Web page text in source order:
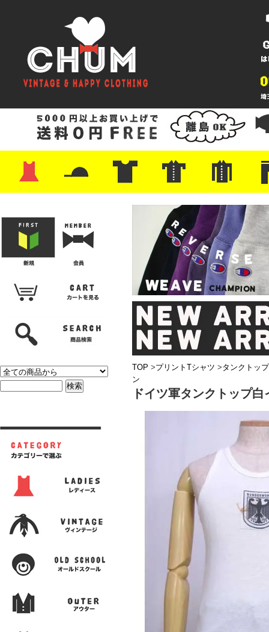
・レザーシューズ/スニーカー
・プリントTシャツ
・バンド/ツアー
・キャラクター
・Nike/adidas/スポーツ
・チャンピオン
・サーフ/スケート
・ボーダー/総柄/無地
・フットボール/リンガー
・タンクトップ/NBA・ポロシャツ
・半袖シャツ
・アロハ/サーフ/ボーリング
・ラルフ/ブランド
・無地/チェック/ストラ
・ワーク/ミリタリー/ウ
・ネル/ウール ・ショ
・アウ
・ジー
・
・ミリ
・コー
・コッ
・オー
・ジャ
ン
TOP >プリントTシャツ >タンクトッ
ン
ドイツ軍タンクトップ